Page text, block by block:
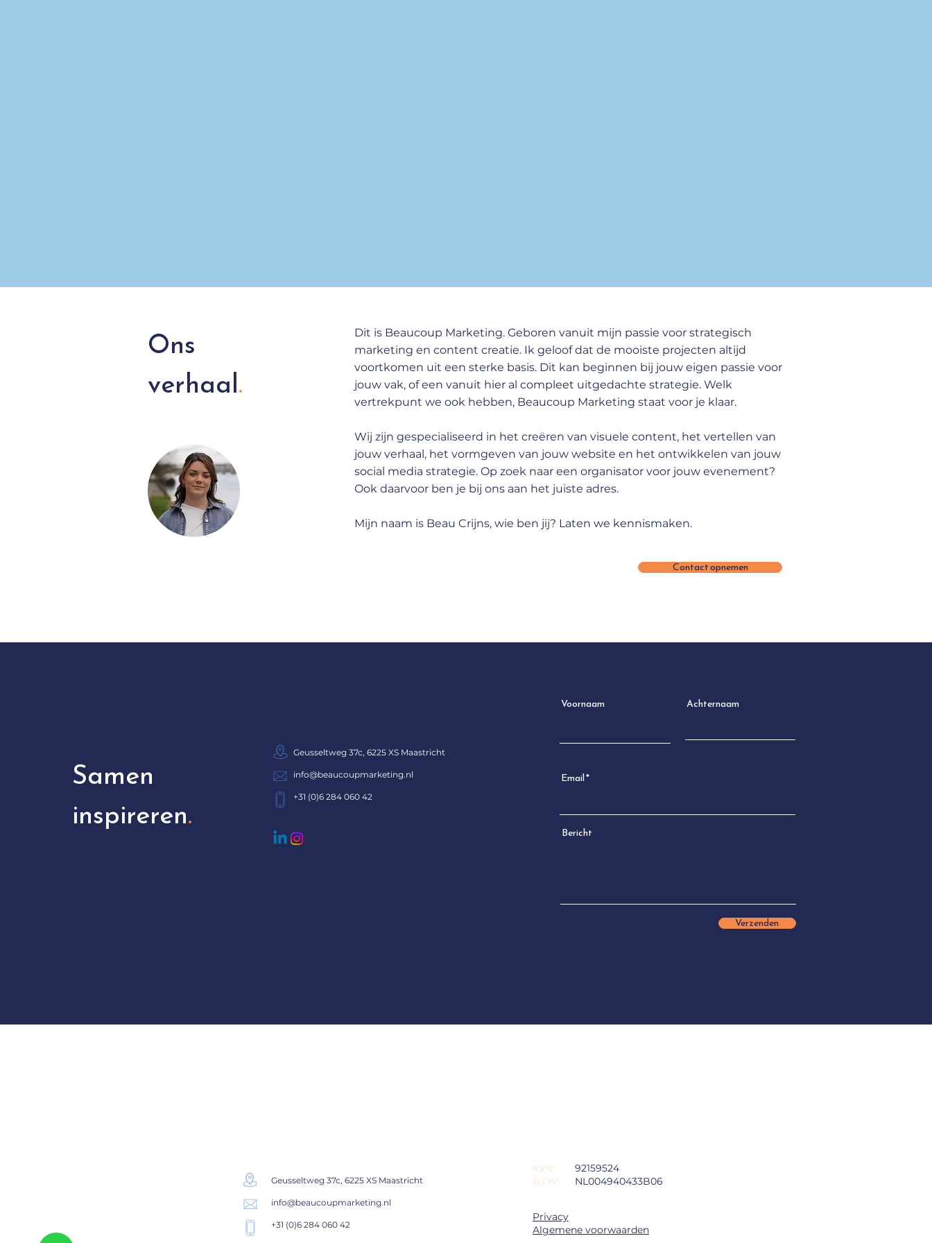
Ons
verhaal.
Dit is Beaucoup Marketing. Geboren vanuit mijn passie voor strategisch
marketing en content creatie. Ik geloof dat de mooiste projecten altijd
voortkomen uit een sterke basis. Dit kan beginnen bij jouw eigen passie voor
jouw vak, of een vanuit hier al compleet uitgedachte strategie. Welk
vertrekpunt we ook hebben, Beaucoup Marketing staat voor je klaar.
Wij zijn gespecialiseerd in het creëren van visuele content, het vertellen van
jouw verhaal, het vormgeven van jouw website en het ontwikkelen van jouw
social media strategie. Op zoek naar een organisator voor jouw evenement?
Ook daarvoor ben je bij ons aan het juiste adres.
Mijn naam is Beau Crijns, wie ben jij? Laten we kennismaken.
Contact opnemen
Samen
inspireren.
Geusseltweg 37c, 6225 XS Maastricht
info@beaucoupmarketing.nl
+31 (0)6 284 060 42
Voornaam Achternaam
Email
Bericht
Verzenden
Geusseltweg 37c, 6225 XS Maastricht
info@beaucoupmarketing.nl
+31 (0)6 284 060 42
92159524
NL004940433B06
Privacy
Algemene voorwaarden